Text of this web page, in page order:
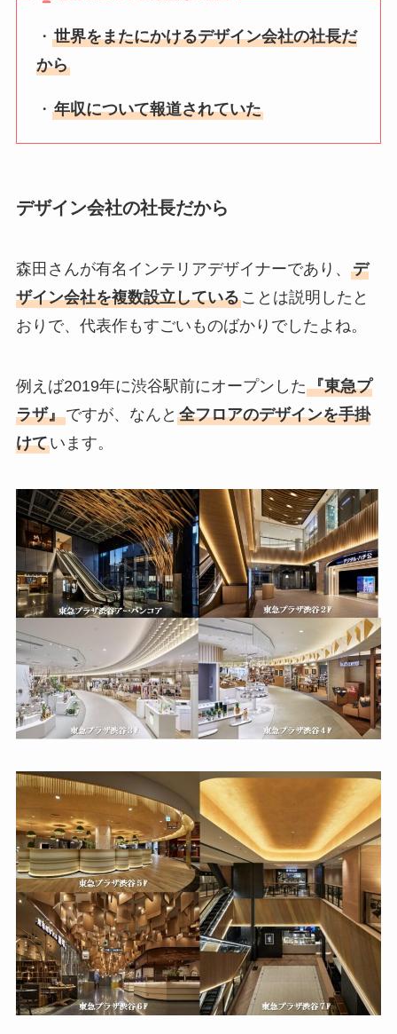
・世界をまたにかけるデザイン会社の社長だ
から
・年収について報道されていた
デザイン会社の社長だから
森田さんが有名インテリアデザイナーであり、 デ
ザイン会社を複数設立していることは説明したと
おりで、代表作もすごいものばかりでしたよね。
例えば2019年に渋谷駅前にオープンした『東急プ
ラザ』ですが、なんと 全フロアのデザインを手掛
けています。